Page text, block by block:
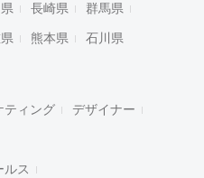
長崎県 群馬県
熊本県 石川県
ティング デザイナー
ルス